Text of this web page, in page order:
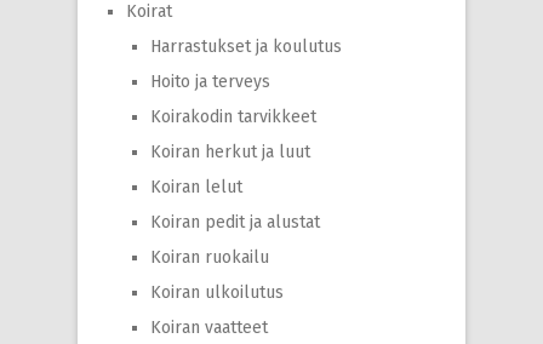
Koirat
Harrastukset ja koulutus
Hoito ja terveys
Koirakodin tarvikkeet
Koiran herkut ja luut
Koiran lelut
Koiran pedit ja alustat
Koiran ruokailu
Koiran ulkoilutus
Koiran vaatteet